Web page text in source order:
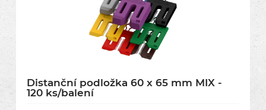
Distanční podložka 60 x 65 mm MIX -
120 ks/balení